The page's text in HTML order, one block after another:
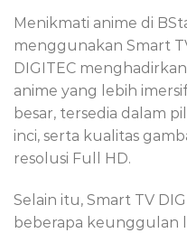
Menikmati anime di
menggunakan Smart
DIGITEC
anime yang lebih
besar, tersedia dalam
inci, serta kualitas
resolusi Full HD.
Selain itu, Smart TV
beberapa keunggulan